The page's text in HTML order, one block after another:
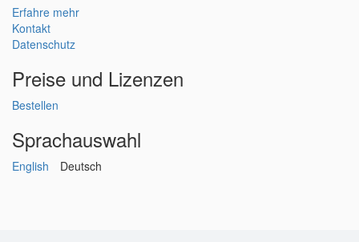
Erfahre mehr
Kontakt
Datenschutz
Preise und Lizenzen
Bestellen
Sprachauswahl
English Deutsch